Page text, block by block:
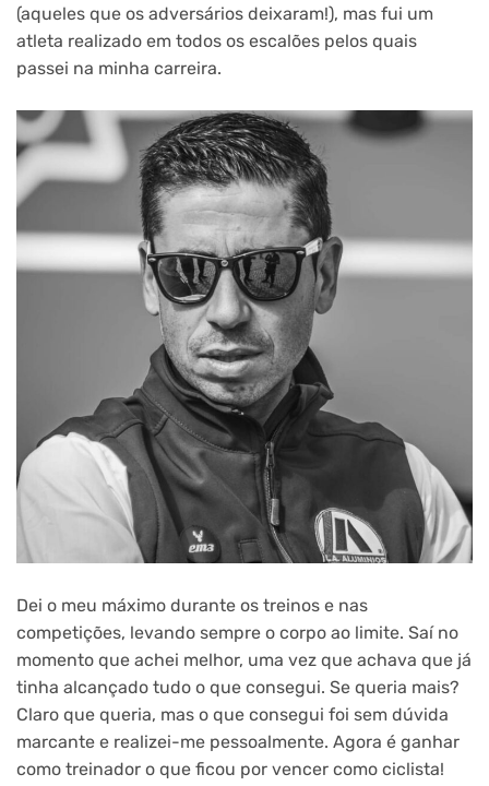
(aqueles que os adversários deixaram!), mas fui um
atleta realizado em todos os escalões pelos quais
passei na minha carreira.
Dei o meu máximo durante os treinos e nas
competições, levando sempre o corpo ao limite. Saí no
momento que achei melhor, uma vez que achava que já
tinha alcançado tudo o que consegui. Se queria mais?
Claro que queria, mas o que consegui foi sem dúvida
marcante e realizei-me pessoalmente. Agora é ganhar
como treinador o que ficou por vencer como ciclista!